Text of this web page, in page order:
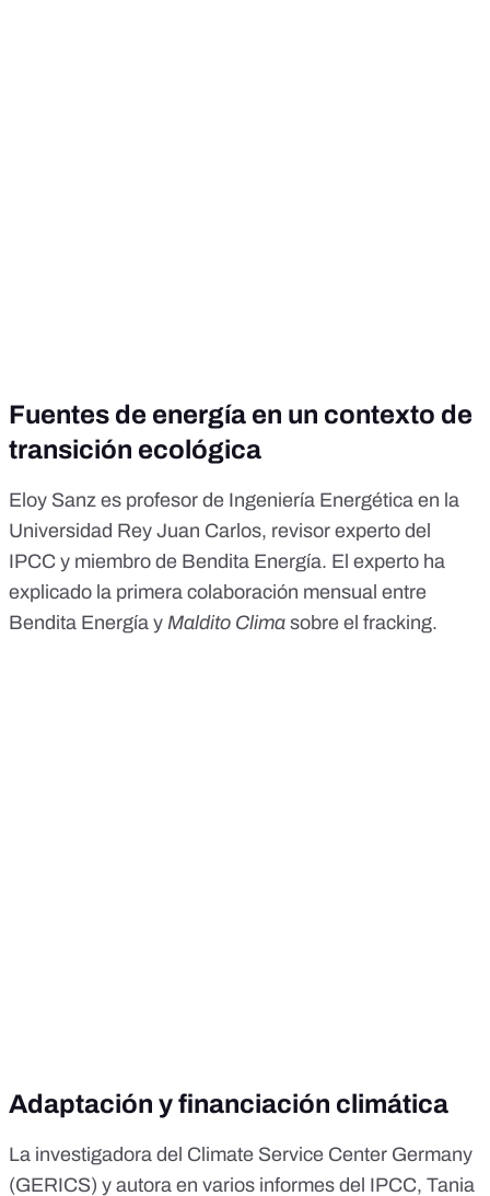
Fuentes de energía en un contexto de
transición ecológica
Eloy Sanz es profesor de Ingeniería Energética en la
Universidad Rey Juan Carlos, revisor experto del
IPCC y miembro de Bendita Energía. El experto ha
explicado la primera colaboración mensual entre
Bendita Energía y Maldito Clima sobre el fracking.
Adaptación y financiación climática
La investigadora del Climate Service Center Germany
(GERICS) y autora en varios informes del IPCC, Tania